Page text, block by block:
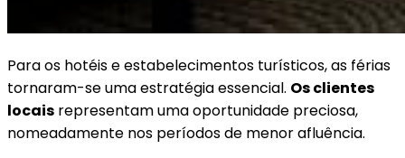
Para os hotéis e estabelecimentos turísticos, as férias
tornaram-se uma estratégia essencial. Os clientes
locais representam uma oportunidade preciosa,
nomeadamente nos períodos de menor afluência.